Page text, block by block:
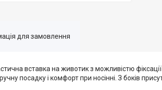
для замовлення
вставка на животик з можливістю
посадку і комфорт при носінні. З боків